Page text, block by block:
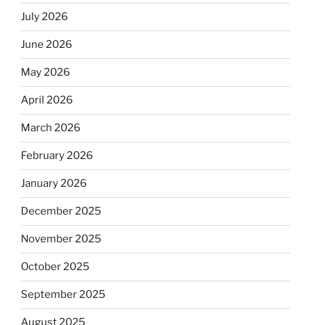
July 2026
June 2026
May 2026
April 2026
March 2026
February 2026
January 2026
December 2025
November 2025
October 2025
September 2025
August 2025